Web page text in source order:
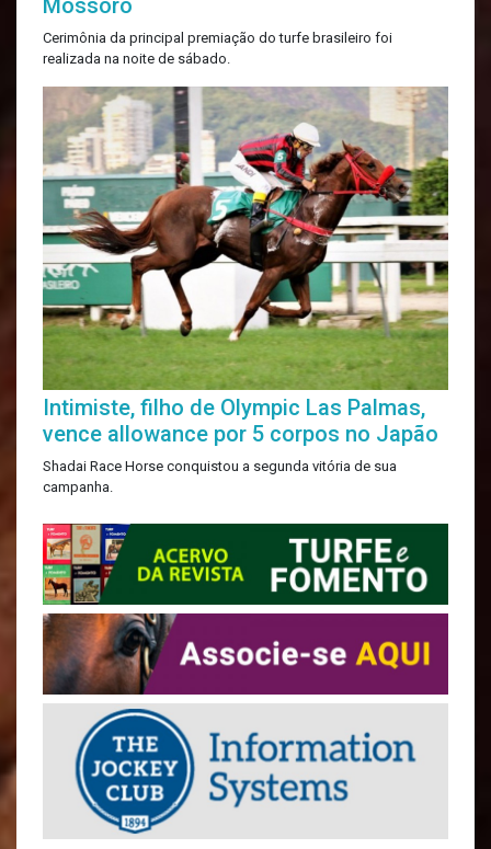
Mossoró
Cerimônia da principal premiação do turfe brasileiro foi
realizada na noite de sábado.
Intimiste, filho de Olympic Las Palmas,
vence allowance por 5 corpos no Japão
Shadai Race Horse conquistou a segunda vitória de sua
campanha.